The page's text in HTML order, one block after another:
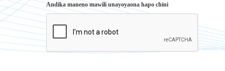
Andika maneno mawili unayoyaona hapo chini